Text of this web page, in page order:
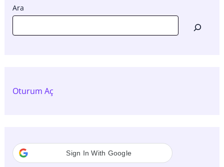
Ara
Oturum Aç
Sign In With Google